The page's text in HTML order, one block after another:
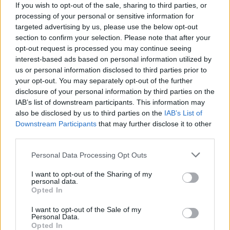
If you wish to opt-out of the sale, sharing to third parties, or
processing of your personal or sensitive information for
targeted advertising by us, please use the below opt-out
section to confirm your selection. Please note that after your
opt-out request is processed you may continue seeing
interest-based ads based on personal information utilized by
us or personal information disclosed to third parties prior to
your opt-out. You may separately opt-out of the further
disclosure of your personal information by third parties on the
IAB’s list of downstream participants. This information may
also be disclosed by us to third parties on the IAB’s List of
Downstream Participants that may further disclose it to other
Please note that this website/app uses one or more Google
not limited to your visit or usage behaviour. You may click to
grant or deny consent to Google and its third-party tags to
use your data for below specified purposes in below Google
consent section.
Personal Data Processing Opt Outs
I want to opt-out of the Sharing of my
personal data.
Opted In
I want to opt-out of the Sale of my
Personal Data.
Opted In
Am Mittwochwird die Bildung von Kumuluswolken neben
dem Sonnenschein zunehmen. Bis zum frühen Nachmittag
können sich vereinzelt Schauer oder Gewitter bilden, die sich
dann ausweiten. Der südwestliche bis südliche Wind wird
vielerorts lebhaft oder stark sein. Die Tiefsttemperaturen
werden im Allgemeinen zwischen 10°C und 15°C liegen, in
den nördlichen Tälern etwas kühler, die Höchstwerte
zwischen 23°C und 28°C.
Der Donnerstagbringt eine kräftige Kumulusentwicklung.
In der Nacht und im Laufe des Tages kann es verbreitet zu
Regen, Schauern oder Gewittern kommen, wobei die
Der Südwestwind wird landesweit zunehmen und in Böen
über Transdanubien auf Nordwest drehen, begleitet von
Höchstwerte 19°C bis 25°C.
Wasserstand ist ungewöhnlich niedrig